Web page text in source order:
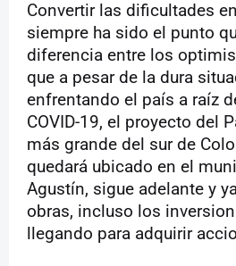
Convertir las dificultades
siempre ha sido el punto
diferencia entre los
que a pesar de la dura
enfrentando el país a raíz
COVID-19, el proyecto del
más grande del sur de
quedará ubicado en el
Agustín, sigue adelante y
obras, incluso los
llegando para adquirir